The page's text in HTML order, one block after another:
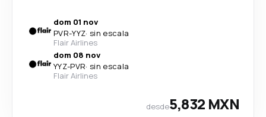
dom 01 nov
PVR-YYZ· sin escala
Flair Airlines
dom 08 nov
YYZ-PVR· sin escala
Flair Airlines
desde5,832 MXN